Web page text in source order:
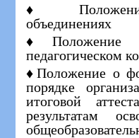
♦
объединениях
♦Положение о
педагогическом
♦Положение о
порядке
итоговой
результатам